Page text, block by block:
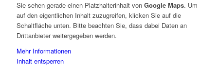
Sie sehen gerade einen Platzhalterinhalt von Google Maps. Um
auf den eigentlichen Inhalt zuzugreifen, klicken Sie auf die
Schaltfläche unten. Bitte beachten Sie, dass dabei Daten an
Drittanbieter weitergegeben werden.
Mehr Informationen
Inhalt entsperren